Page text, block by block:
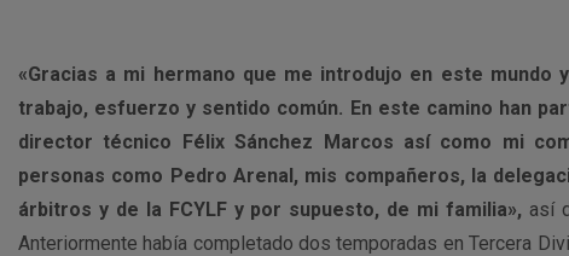
«Gracias a mi hermano que me introdujo en este
trabajo, esfuerzo y sentido común. En este camino han
director técnico Félix Sánchez Marcos así como mi
personas como Pedro Arenal, mis compañeros, la
árbitros y de la FCYLF y por supuesto, de mi familia», así
Anteriormente había completado dos temporadas en Tercera